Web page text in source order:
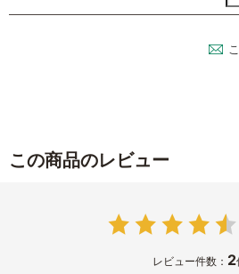
この商品のレビュー
レビュー件数： 2